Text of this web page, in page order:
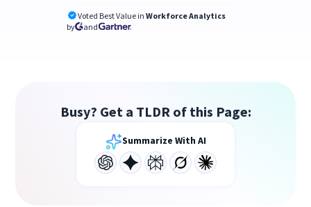
Voted Best Value in Workforce Analytics
by
and
Busy? Get a TLDR of this Page:
Summarize With AI